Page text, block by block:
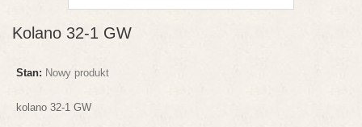
Kolano 32-1 GW
Stan: Nowy produkt
kolano 32-1 GW